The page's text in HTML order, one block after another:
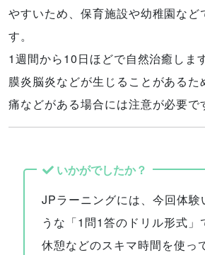
やすいため、保育施設や幼稚園など
す。
1週間から10日ほどで自然治癒しま
膜炎脳炎などが生じることがある
痛などがある場合には注意が必要で
いかがでしたか？
JPラーニングには、今回体験
うな「1問1答のドリル形式」
休憩などのスキマ時間を使っ